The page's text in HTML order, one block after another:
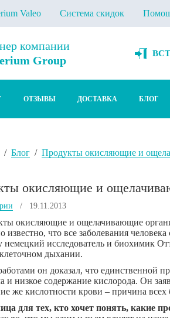
Valeo Система скидок
компании
Group
ОТЗЫВЫ ДОСТАВКА БЛОГ
/ Блог / Продукты окисляющие и
окисляющие и
/ 19.11.2013
известно, что все заболевания
немецкий исследователь и биохимик
дыхании.
он доказал, что единственной
и низкое содержание кислорода. Он
же кислотности крови – причина всех
для тех, кто хочет понять, какие